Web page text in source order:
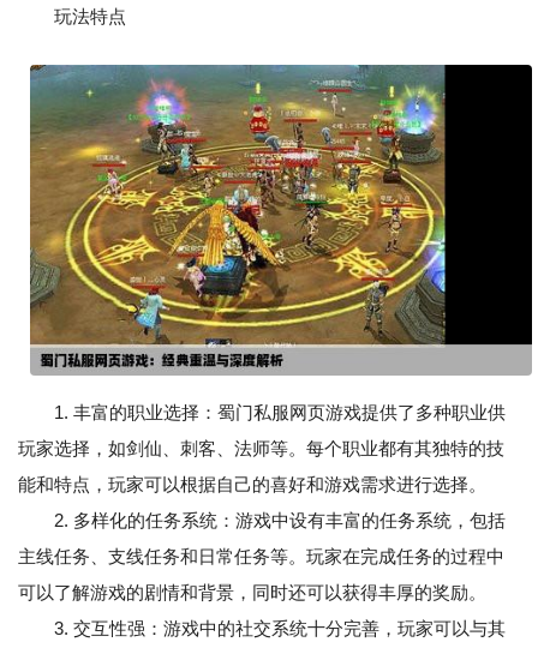
玩法特点
1. 丰富的职业选择：蜀门私服网页游戏提供了多种职业供
玩家选择，如剑仙、刺客、法师等。每个职业都有其独特的技
能和特点，玩家可以根据自己的喜好和游戏需求进行选择。
2. 多样化的任务系统：游戏中设有丰富的任务系统，包括
主线任务、支线任务和日常任务等。玩家在完成任务的过程中
可以了解游戏的剧情和背景，同时还可以获得丰厚的奖励。
3. 交互性强：游戏中的社交系统十分完善，玩家可以与其